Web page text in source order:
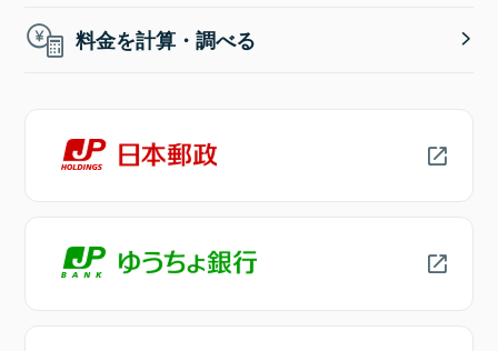
料金を計算・調べる